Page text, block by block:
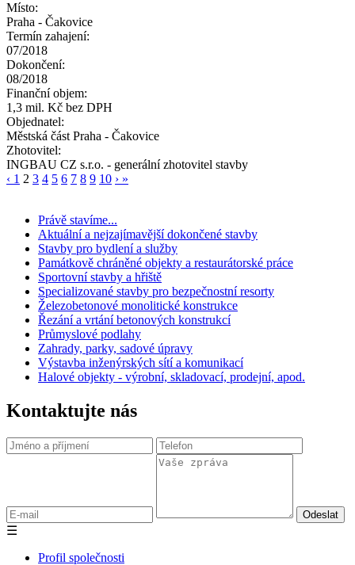
Místo:
Praha - Čakovice
Termín zahajení:
07/2018
Dokončení:
08/2018
Finanční objem:
1,3 mil. Kč bez DPH
Objednatel:
Městská část Praha - Čakovice
Zhotovitel:
INGBAU CZ s.r.o. - generální zhotovitel stavby
‹ 1 2 3 4 5 6 7 8 9 10 › »
Právě stavíme...
Aktuální a nejzajímavější dokončené stavby
Stavby pro bydlení a služby
Památkově chráněné objekty a restaurátorské práce
Sportovní stavby a hřiště
Specializované stavby pro bezpečnostní resorty
Železobetonové monolitické konstrukce
Řezání a vrtání betonových konstrukcí
Průmyslové podlahy
Zahrady, parky, sadové úpravy
Výstavba inženýrských sítí a komunikací
Halové objekty - výrobní, skladovací, prodejní, apod.
Kontaktujte nás
☰
Profil společnosti